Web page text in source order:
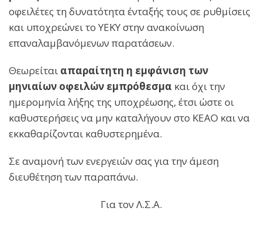
οφειλέτες τη δυνατότητα ένταξής τους σε ρυθμίσεις
και υποχρεώνει το ΥΕΚΥ στην ανακοίνωση
επαναλαμβανόμενων παρατάσεων.
Θεωρείται απαραίτητη η εμφάνιση των
μηνιαίων οφειλών εμπρόθεσμα και όχι την
ημερομηνία λήξης της υποχρέωσης, έτσι ώστε οι
καθυστερήσεις να μην καταλήγουν στο ΚΕΑΟ και να
εκκαθαρίζονται καθυστερημένα.
Σε αναμονή των ενεργειών σας για την άμεση
διευθέτηση των παραπάνω.
Για τον Λ.Σ.Α.